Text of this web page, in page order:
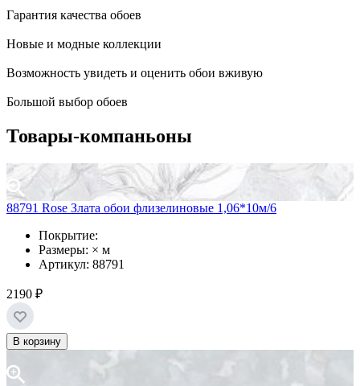
Гарантия качества обоев
Новые и модные коллекции
Возможность увидеть и оценить обои вживую
Большой выбор обоев
Товары-компаньоны
88791 Rose Злата обои флизелиновые 1,06*10м/6
Покрытие:
Размеры: × м
Артикул: 88791
2190 ₽
В корзину